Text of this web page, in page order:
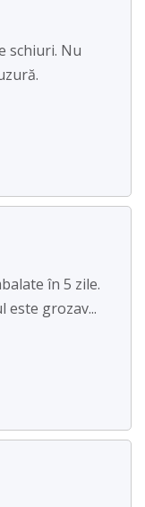
schiuri. Nu
în 5 zile.
este grozav...